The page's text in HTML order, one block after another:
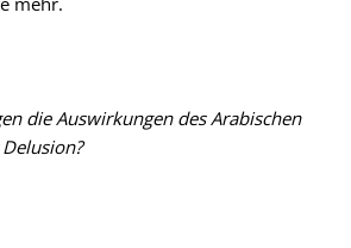
die Auswirkungen des Arabischen